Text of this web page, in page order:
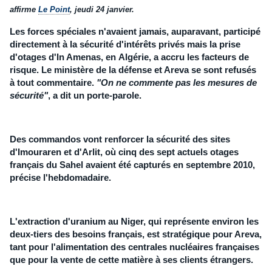
affirme Le Point, jeudi 24 janvier.
Les forces spéciales n'avaient jamais, auparavant, participé
directement à la sécurité d'intérêts privés mais la prise
d'otages d'In Amenas, en Algérie, a accru les facteurs de
risque. Le ministère de ladéfense et Areva se sont refusés
à tout commentaire. "On ne commente pas les mesures de
sécurité", a dit un porte-parole.
Des commandos vont renforcer la sécurité des sites
d'Imouraren et d'Arlit, où cinq des sept actuels otages
français du Sahel avaient été capturés en septembre 2010,
précise l'hebdomadaire.
L'extraction d'uranium au Niger, qui représente environ les
deux-tiers des besoins français, est stratégique pour Areva,
tant pour l'alimentation des centrales nucléaires françaises
que pour la vente de cette matière à ses clients étrangers.